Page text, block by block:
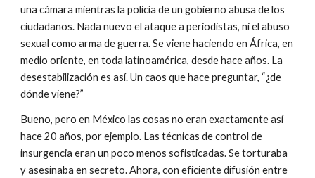
una cámara mientras la policía de un gobierno abusa de los
ciudadanos. Nada nuevo el ataque a periodistas, ni el abuso
sexual como arma de guerra. Se viene haciendo en África, en
medio oriente, en toda latinoamérica, desde hace años. La
desestabilización es así. Un caos que hace preguntar, “¿de
dónde viene?”
Bueno, pero en México las cosas no eran exactamente así
hace 20 años, por ejemplo. Las técnicas de control de
insurgencia eran un poco menos sofisticadas. Se torturaba
y asesinaba en secreto. Ahora, con eficiente difusión entre